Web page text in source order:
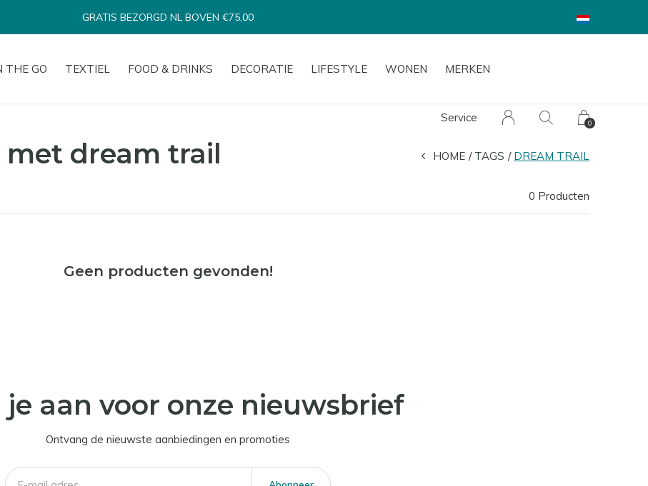
THE GO TEXTIEL FOOD & DRINKS DECORATIE LIFESTYLE WONEN MERKEN
Service 0
GRATIS BEZORGD NL BOVEN €75,00
dream trail HOME TAGS DREAM TRAIL
0 Producten
Geen producten gevonden!
je aan voor onze nieuwsbrief
Ontvang de nieuwste aanbiedingen en promoties